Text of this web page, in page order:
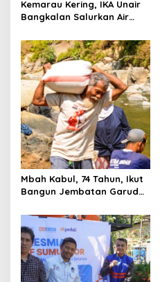
Kemarau Kering, IKA Unair
Bangkalan Salurkan Air
Mbah Kabul, 74 Tahun, Ikut
Bangun Jembatan Garuda